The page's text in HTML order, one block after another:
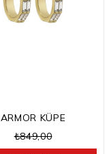
ARMOR KÜPE
₺849,00